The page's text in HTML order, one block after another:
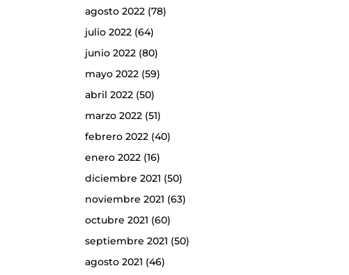
agosto 2022(78)
julio 2022(64)
junio 2022(80)
mayo 2022(59)
abril 2022(50)
marzo 2022(51)
febrero 2022(40)
enero 2022(16)
diciembre 2021 (50)
noviembre 2021 (63)
octubre 2021 (60)
septiembre 2021 (50)
agosto 2021 (46)